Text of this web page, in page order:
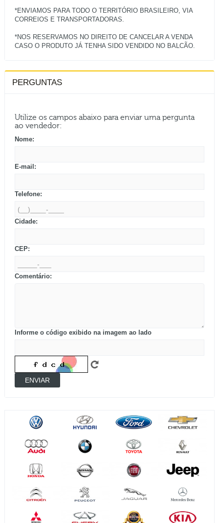
*ENVIAMOS PARA TODO O TERRITÓRIO BRASILEIRO, VIA
CORREIOS E TRANSPORTADORAS.
*NOS RESERVAMOS NO DIREITO DE CANCELAR A VENDA
PERGUNTAS
Utilize os campos abaixo para enviar uma pergunta
ao vendedor:
Nome:
E-mail:
Telefone:
Cidade:
CEP:
Comentário:
Informe o código exibido na imagem ao lado
ENVIAR